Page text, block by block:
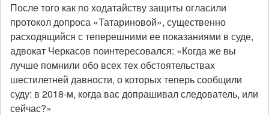
После того как по ходатайству защиты огласили
протокол допроса «Татариновой», существенно
расходящийся с теперешними ее показаниями в суде,
адвокат Черкасов поинтересовался: «Когда же вы
лучше помнили обо всех тех обстоятельствах
шестилетней давности, о которых теперь сообщили
суду: в 2018-м, когда вас допрашивал следователь, или
сейчас?»